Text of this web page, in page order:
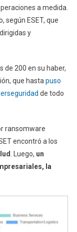
a medida.
según ESET, que
y
de 200 en su haber,
que hasta puso
de todo
ransomware
encontró a los
. Luego, un
la